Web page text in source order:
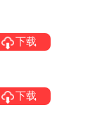
下载
下载